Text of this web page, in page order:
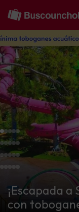
¡Escapada a
con